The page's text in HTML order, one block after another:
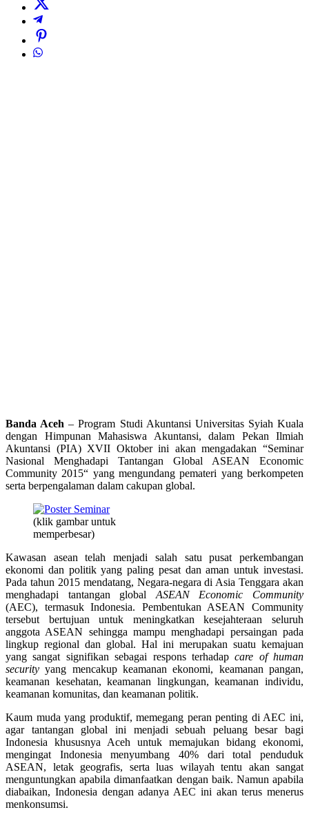
Banda Aceh – Program Studi Akuntansi Universitas Syiah Kuala
dengan Himpunan Mahasiswa Akuntansi, dalam Pekan Ilmiah
Akuntansi (PIA) XVII Oktober ini akan mengadakan “Seminar
Nasional Menghadapi Tantangan Global ASEAN Economic
Community 2015“ yang mengundang pemateri yang berkompeten
serta berpengalaman dalam cakupan global.
(klik gambar untuk
memperbesar)
Kawasan asean telah menjadi salah satu pusat perkembangan
ekonomi dan politik yang paling pesat dan aman untuk investasi.
Pada tahun 2015 mendatang, Negara-negara di Asia Tenggara akan
menghadapi tantangan global ASEAN Economic Community
(AEC), termasuk Indonesia. Pembentukan ASEAN Community
tersebut bertujuan untuk meningkatkan kesejahteraan seluruh
anggota ASEAN sehingga mampu menghadapi persaingan pada
lingkup regional dan global. Hal ini merupakan suatu kemajuan
yang sangat signifikan sebagai respons terhadapcare of human
security yang mencakup keamanan ekonomi, keamanan pangan,
keamanan kesehatan, keamanan lingkungan, keamanan individu,
keamanan komunitas, dan keamanan politik.
Kaum muda yang produktif, memegang peran penting di AEC ini,
agar tantangan global ini menjadi sebuah peluang besar bagi
Indonesia khususnya Aceh untuk memajukan bidang ekonomi,
mengingat Indonesia menyumbang 40% dari total penduduk
ASEAN, letak geografis, serta luas wilayah tentu akan sangat
menguntungkan apabila dimanfaatkan dengan baik. Namun apabila
diabaikan, Indonesia dengan adanya AEC ini akan terus menerus
menkonsumsi.